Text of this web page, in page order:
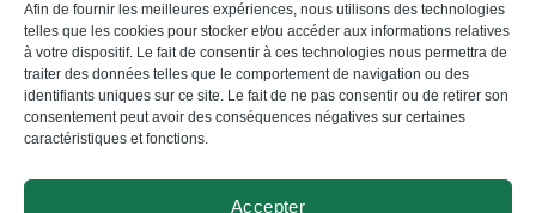
Afin de fournir les meilleures expériences, nous utilisons des technologies
telles que les cookies pour stocker et/ou accéder aux informations relatives
à votre dispositif. Le fait de consentir à ces technologies nous permettra de
traiter des données telles que le comportement de navigation ou des
identifiants uniques sur ce site. Le fait de ne pas consentir ou de retirer son
consentement peut avoir des conséquences négatives sur certaines
caractéristiques et fonctions.
Accepter
Politique
de